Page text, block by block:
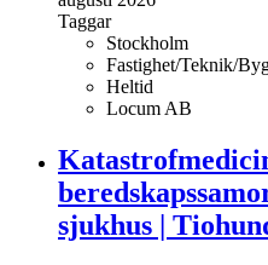
Taggar
Stockholm
Fastighet/Teknik/
Heltid
Locum AB
sjukhus |